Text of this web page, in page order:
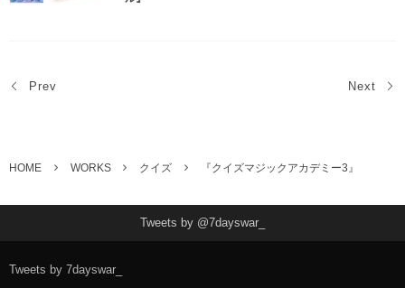
Prev Next
HOME WORKS クイズ 『クイズマジックアカデミー3』
Tweets by @7dayswar_
Tweets by 7dayswar_